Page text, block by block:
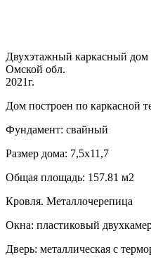
Двухэтажный каркасный
Омской обл.
2021г.
Дом построен по каркасной
Фундамент: свайный
Размер дома: 7,5х11,7
Общая площадь: 157.81 м2
Кровля. Металлочерепица
Окна: пластиковый
Дверь: металлическая с